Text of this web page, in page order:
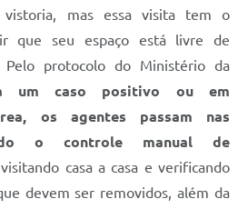
mas essa visita tem o
que seu espaço está livre de
Pelo protocolo do Ministério da
um caso positivo ou em
os agentes passam nas
o controle manual de
casa a casa e verificando
devem ser removidos, além da